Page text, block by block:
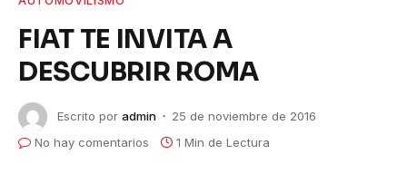
FIAT TE INVITA A
DESCUBRIR ROMA
Escrito por admin
25 de noviembre de 2016
No hay comentarios
1 Min de Lectura